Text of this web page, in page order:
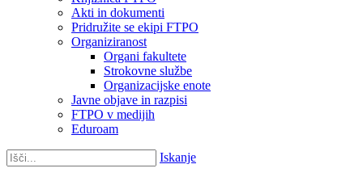
Akti in dokumenti
Pridružite se ekipi FTPO
Organiziranost
Organi fakultete
Strokovne službe
Organizacijske enote
Javne objave in razpisi
FTPO v medijih
Eduroam
Iskanje